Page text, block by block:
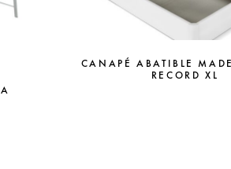
CANAPÉ ABATIBLE
RECORD XL